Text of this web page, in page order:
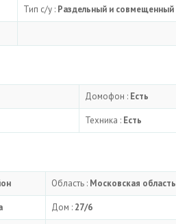
Тип с/у : Раздельный и совмещенный
Домофон : Есть
Техника : Есть
Область : Московская область
Дом : 27/6